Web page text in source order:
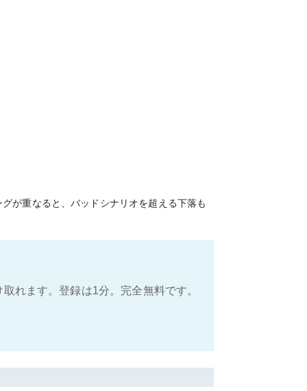
が重なると、バッドシナリオを超える下落も
れます。登録は1分。完全無料です。